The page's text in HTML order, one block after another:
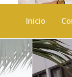
Inicio